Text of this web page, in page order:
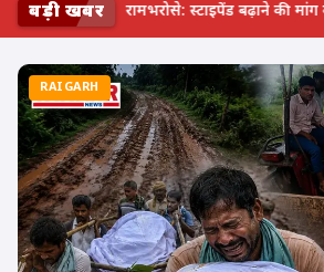
बड़ी खबरछत्तीसगढ़ में स्वास्थ्य व्यवस्था रामभरोसे:
RAIGARH